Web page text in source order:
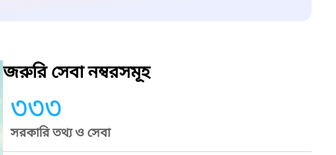
জরুরি সেবা নম্বরসমূহ
৩৩৩
সরকারি তথ্য ও সেবা